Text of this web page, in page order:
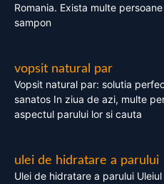
Romania. Exista multe
sampon
vopsit natural par
Vopsit natural par: solutia
sanatos In ziua de azi, multe
aspectul parului lor si cauta
ulei de hidratare a parului
Ulei de hidratare a parului